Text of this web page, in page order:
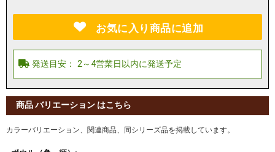
お気に入り商品に追加
商品 バリエーション はこちら
カラーバリエーション、関連商品、同シリーズ品を掲載しています。